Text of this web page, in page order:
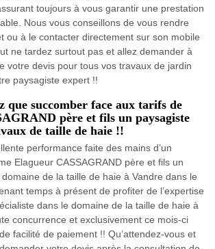
toujours à vous garantir une prestation
Nous vous conseillons de vous rendre
ou à le contacter directement sur son mobile
ne tardez surtout pas et allez demander à
votre devis pour tous vos travaux de jardin
paysagiste expert !!
que succomber face aux tarifs de
père et fils un paysagiste
de taille de haie !!
performance faite des mains d’un
Elagueur CASSAGRAND père et fils un
de la taille de haie à Vandre dans le
temps à présent de profiter de l’expertise
dans le domaine de la taille de haie à
concurrence et exclusivement ce mois-ci
facilité de paiement !! Qu’attendez-vous et